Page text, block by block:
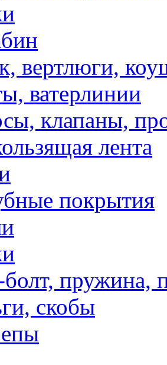
вертлюги,
ватерлинии
клапаны,
лента
покрытия
пружина,
скобы